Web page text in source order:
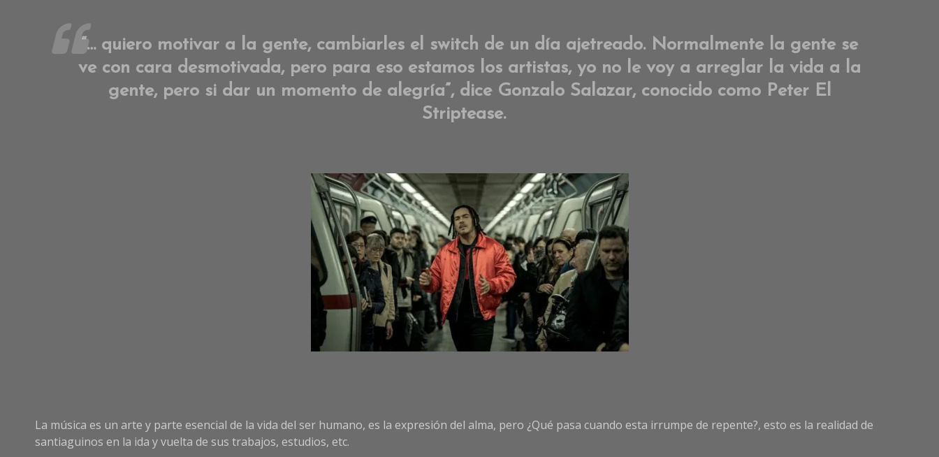
“… quiero motivar a la gente, cambiarles el switch de un día ajetreado. Normalmente la gente se
ve con cara desmotivada, pero para eso estamos los artistas, yo no le voy a arreglar la vida a la
gente, pero si dar un momento de alegría”, dice Gonzalo Salazar, conocido como Peter El
Striptease.
La música es un arte y parte esencial de la vida del ser humano, es la expresión del alma, pero ¿Qué pasa cuando esta irrumpe de repente?, esto es la realidad de
santiaguinos en la ida y vuelta de sus trabajos, estudios, etc.